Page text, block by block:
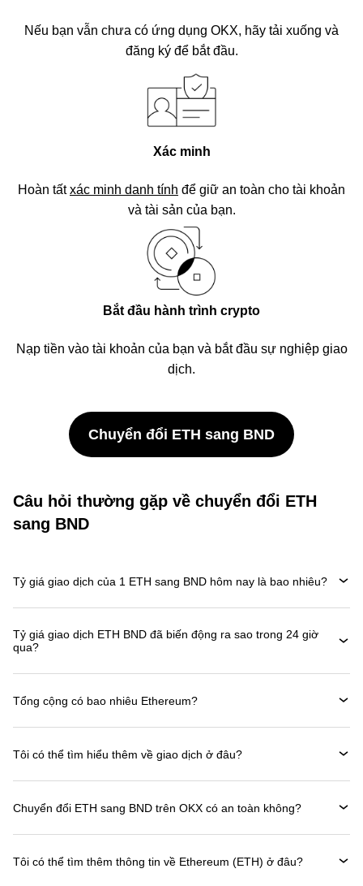
Nếu bạn vẫn chưa có ứng dụng OKX, hãy tải xuống và
đăng ký để bắt đầu.
Xác minh
Hoàn tấtxác minh danh tính để giữ an toàn cho tài khoản
và tài sản của bạn.
Bắt đầu hành trình crypto
Nạp tiền vào tài khoản của bạn và bắt đầu sự nghiệp giao
dịch.
Chuyển đổi ETH sang BND
Câu hỏi thường gặp về chuyển đổi ETH
sang BND
Tỷ giá giao dịch của 1 ETH sang BND hôm nay là bao nhiêu?
Tỷ giá giao dịch ETH BND đã biến động ra sao trong 24 giờ
qua?
Tổng cộng có bao nhiêu Ethereum?
Tôi có thể tìm hiểu thêm về giao dịch ở đâu?
Chuyển đổi ETH sang BND trên OKX có an toàn không?
Tôi có thể tìm thêm thông tin về Ethereum (ETH) ở đâu?